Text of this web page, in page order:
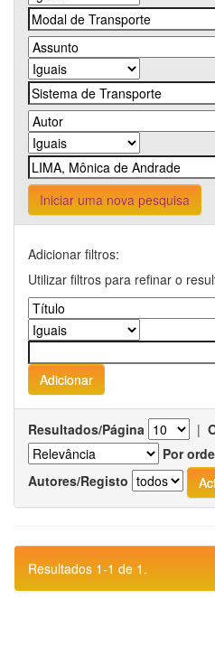
Iniciar uma nova pesquisa
Adicionar filtros:
Utilizar filtros para refinar o
Resultados/Página |
Por
Autores/Registo
Resultados 1-1 de 1.